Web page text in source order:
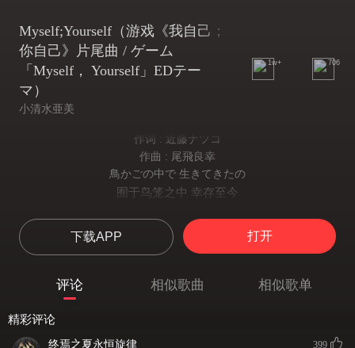
Myself;Yourself（游戏《我自己；
你自己》片尾曲 / ゲーム
「Myself， Yourself」EDテー
マ）
小清水亜美
1w+ 706
作词 : 近藤ナツコ
作曲 : 尾飛良幸
鳥かごの中で 生きてきたの
囿于鸟笼之中 幸存至今
只因那天下定决心 不再飞行
白い羽 閉じたまま カーテンの陰で
紧闭洁白的双翼 久居暗幕之下
屏住呼吸销声匿迹 时光徒然流去
相信着那难忘的约定 可这份信任却令我感到恐惧
いつの間にか 心から 遠ざけた 幼い夢
下载APP 打开
评论 相似歌曲 相似歌单
精彩评论
终焉之夏永恒旋律 399